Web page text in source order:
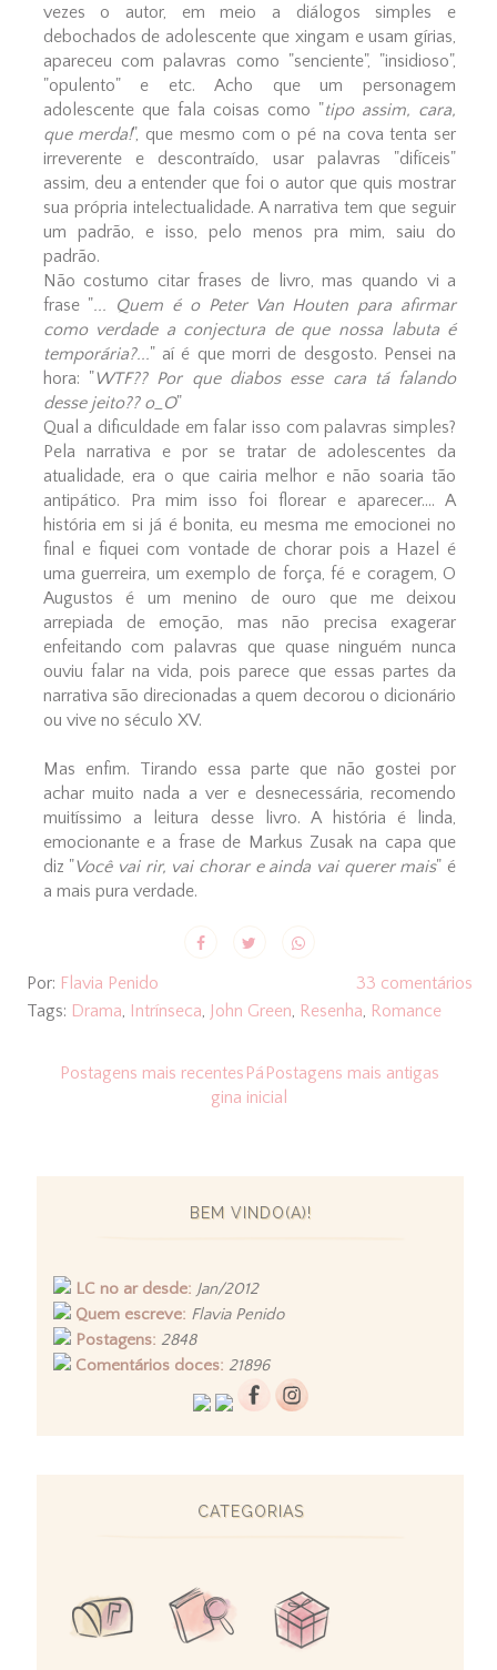
vezes o autor, em meio a diálogos simples e
debochados de adolescente que xingam e usam gírias,
apareceu com palavras como "senciente", "insidioso",
"opulento" e etc. Acho que um personagem
adolescente que fala coisas como "tipo assim, cara,
que merda!", que mesmo com o pé na cova tenta ser
irreverente e descontraído, usar palavras "difíceis"
assim, deu a entender que foi o autor que quis mostrar
sua própria intelectualidade. A narrativa tem que seguir
um padrão, e isso, pelo menos pra mim, saiu do
padrão.
Não costumo citar frases de livro, mas quando vi a
frase "... Quem é o Peter Van Houten para afirmar
como verdade a conjectura de que nossa labuta é
temporária?..." aí é que morri de desgosto. Pensei na
hora: "WTF?? Por que diabos esse cara tá falando
desse jeito?? o_O"
Qual a dificuldade em falar isso com palavras simples?
Pela narrativa e por se tratar de adolescentes da
atualidade, era o que cairia melhor e não soaria tão
antipático. Pra mim isso foi florear e aparecer.... A
história em si já é bonita, eu mesma me emocionei no
final e fiquei com vontade de chorar pois a Hazel é
uma guerreira, um exemplo de força, fé e coragem, O
Augustos é um menino de ouro que me deixou
arrepiada de emoção, mas não precisa exagerar
enfeitando com palavras que quase ninguém nunca
ouviu falar na vida, pois parece que essas partes da
narrativa são direcionadas a quem decorou o dicionário
ou vive no século XV.
Mas enfim. Tirando essa parte que não gostei por
achar muito nada a ver e desnecessária, recomendo
muitíssimo a leitura desse livro. A história é linda,
emocionante e a frase de Markus Zusak na capa que
diz "Você vai rir, vai chorar e ainda vai querer mais" é
a mais pura verdade.
Por: Flavia Penido
33 comentários
Tags: Drama, Intrínseca, John Green, Resenha, Romance
Postagens mais recentes Postagens mais antigas
Pá
gina inicial
BEM VINDO(A)!
LC no ar desde: Jan/2012
Quem escreve: Flavia Penido
Postagens: 2848
Comentários doces: 21896
CATEGORIAS